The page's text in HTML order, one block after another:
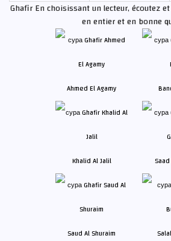
Ghafir En choisissant un lecteur, écoutez
en entier et en bonne
Ahmed El Agamy
Khalid Al Jalil
Saud Al Shuraim